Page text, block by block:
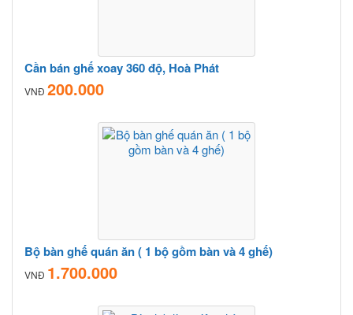
Cần bán ghế xoay 360 độ, Hoà Phát
VNĐ 200.000
Bộ bàn ghế quán ăn ( 1 bộ gồm bàn và 4 ghế)
VNĐ 1.700.000